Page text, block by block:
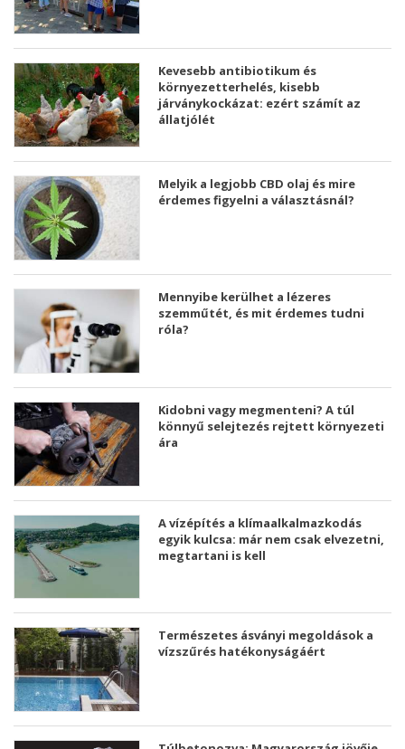
Kevesebb antibiotikum és
környezetterhelés, kisebb
járványkockázat: ezért számít az
állatjólét
Melyik a legjobb CBD olaj és mire
érdemes figyelni a választásnál?
Mennyibe kerülhet a lézeres
szemműtét, és mit érdemes tudni
róla?
Kidobni vagy megmenteni? A túl
könnyű selejtezés rejtett környezeti
ára
A vízépítés a klímaalkalmazkodás
egyik kulcsa: már nem csak elvezetni,
megtartani is kell
Természetes ásványi megoldások a
vízszűrés hatékonyságáért